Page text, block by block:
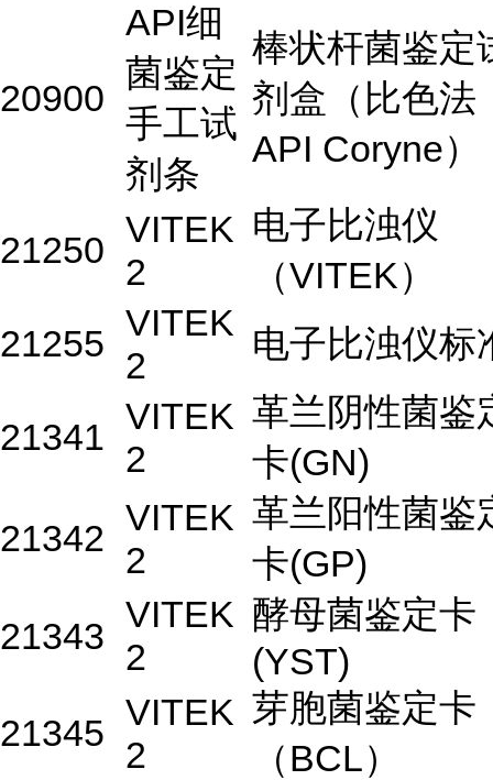
20900
API细
菌鉴定
手工试
剂条
棒状杆菌鉴定
剂盒（比色法
API Coryne）
21250 VITEK
2
电子比浊仪
（VITEK）
21255 VITEK
2
电子比浊仪标
21341 VITEK
2
革兰阴性菌鉴
卡(GN)
21342 VITEK
2
革兰阳性菌鉴
卡(GP)
21343
VITEK
2
酵母菌鉴定卡
(YST)
21345 VITEK
2
芽胞菌鉴定卡
（BCL）